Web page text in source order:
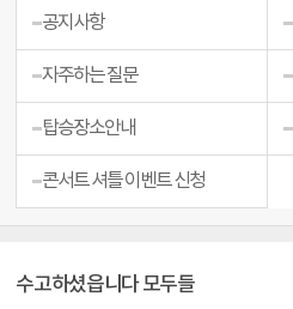
공지사항
자주하는 질문
탑승장소안내
콘서트 셔틀 이벤트 신청
수고하셨읍니다 모두들